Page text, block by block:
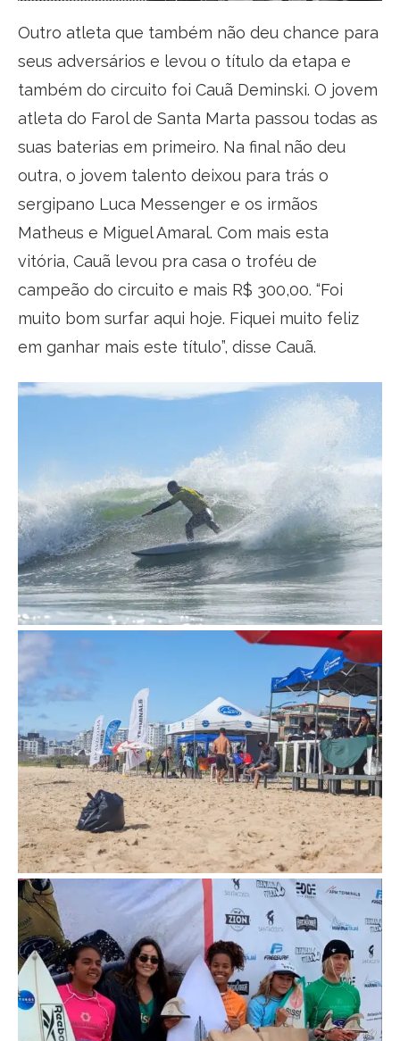
Outro atleta que também não deu chance para
seus adversários e levou o título da etapa e
também do circuito foi Cauã Deminski. O jovem
atleta do Farol de Santa Marta passou todas as
suas baterias em primeiro. Na final não deu
outra, o jovem talento deixou para trás o
sergipano Luca Messenger e os irmãos
Matheus e Miguel Amaral. Com mais esta
vitória, Cauã levou pra casa o troféu de
campeão do circuito e mais R$ 300,00. “Foi
muito bom surfar aqui hoje. Fiquei muito feliz
em ganhar mais este título”, disse Cauã.